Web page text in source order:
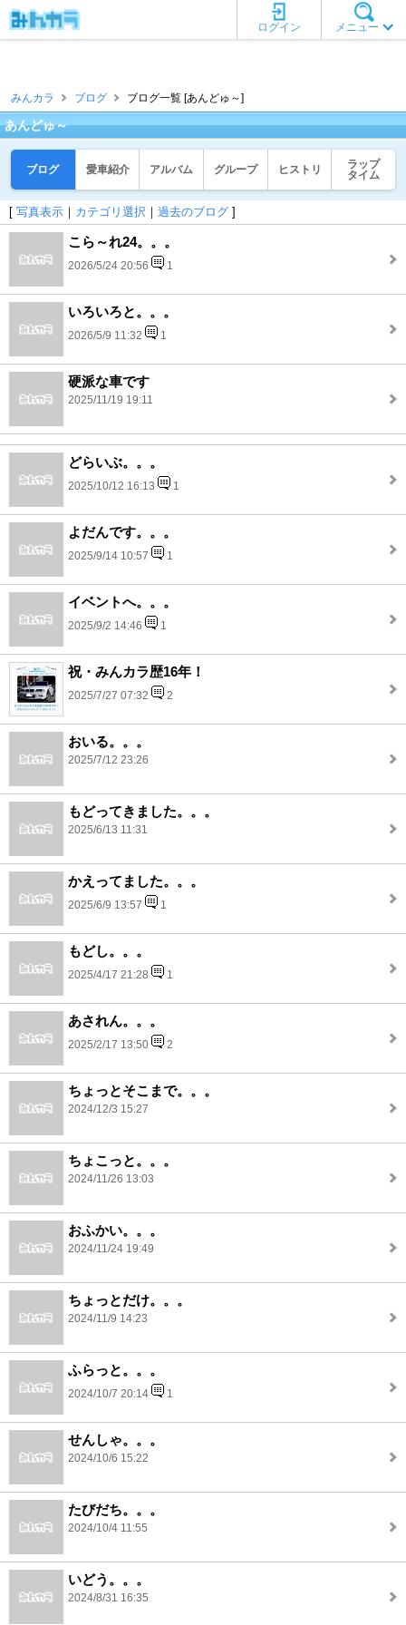
メニュー
ログイン
みんカラ ブログ ブログ一覧 [あんどゅ～]
あんどゅ～
ブログ 愛車紹介 アルバム グループ ヒストリ
ラップ
タイム
[ 写真表示 ｜ カテゴリ選択 ｜ 過去のブログ ]
こら～れ24。。。
2026/5/24 20:56 1
いろいろと。。。
2026/5/9 11:32 1
硬派な車です
2025/11/19 19:11
どらいぶ。。。
2025/10/12 16:13 1
よだんです。。。
2025/9/14 10:57 1
イベントへ。。。
2025/9/2 14:46 1
祝・みんカラ歴16年！
2025/7/27 07:32 2
おいる。。。
2025/7/12 23:26
もどってきました。。。
2025/6/13 11:31
かえってました。。。
2025/6/9 13:57 1
もどし。。。
2025/4/17 21:28 1
あされん。。。
2025/2/17 13:50 2
ちょっとそこまで。。。
2024/12/3 15:27
ちょこっと。。。
2024/11/26 13:03
おふかい。。。
2024/11/24 19:49
ちょっとだけ。。。
2024/11/9 14:23
ふらっと。。。
2024/10/7 20:14 1
せんしゃ。。。
2024/10/6 15:22
たびだち。。。
2024/10/4 11:55
いどう。。。
2024/8/31 16:35